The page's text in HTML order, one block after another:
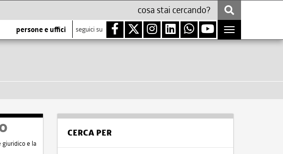
persone e uffici seguici su
Toggle
navigation
e la
CERCA PER